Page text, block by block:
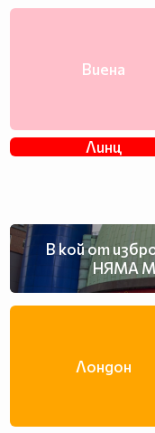
Виена
Линц
В кой от
НЯМА
Лондон